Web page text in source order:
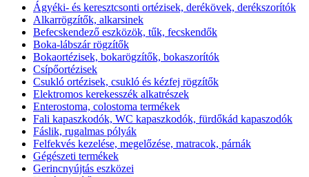
Ágyéki- és keresztcsonti ortézisek, derékövek, derékszorítók
Alkarrögzítők, alkarsinek
Befecskendező eszközök, tűk, fecskendők
Boka-lábszár rögzítők
Bokaortézisek, bokarögzítők, bokaszorítók
Csípőortézisek
Csukló ortézisek, csukló és kézfej rögzítők
Elektromos kerekesszék alkatrészek
Enterostoma, colostoma termékek
Fali kapaszkodók, WC kapaszkodók, fürdőkád kapaszodók
Fáslik, rugalmas pólyák
Felfekvés kezelése, megelőzése, matracok, párnák
Gégészeti termékek
Gerincnyújtás eszközei